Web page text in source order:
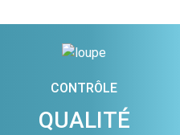
CONTRÔLE
QUALITÉ